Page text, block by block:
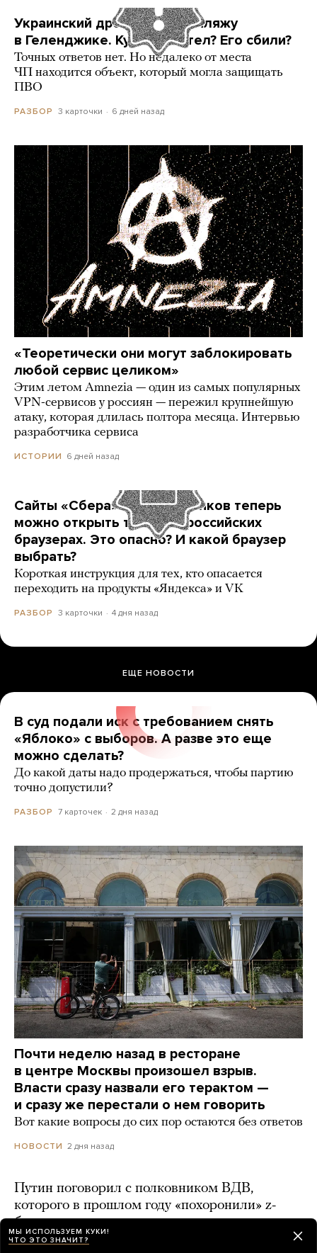
Украинский дрон попал по пляжу
в Геленджике. Куда он летел? Его сбили?
Точных ответов нет. Но недалеко от места
ЧП находится объект, который могла защищать
ПВО
РАЗБОР 3 карточки 6 дней назад
«Теоретически они могут заблокировать
любой сервис целиком»
Этим летом Amnezia — один из самых популярных
VPN-сервисов у россиян — пережил крупнейшую
атаку, которая длилась полтора месяца. Интервью
разработчика сервиса
ИСТОРИИ 6 дней назад
Сайты «Сбера» и других банков теперь
можно открыть только в российских
браузерах. Это опасно? И какой браузер
выбрать?
Короткая инструкция для тех, кто опасается
переходить на продукты «Яндекса» и VK
РАЗБОР 3 карточки 4 дня назад
ЕЩЕ НОВОСТИ
В суд подали иск с требованием снять
«Яблоко» с выборов. А разве это еще
можно сделать?
До какой даты надо продержаться, чтобы партию
точно допустили?
РАЗБОР 7 карточек 2 дня назад
Почти неделю назад в ресторане
в центре Москвы произошел взрыв.
Власти сразу назвали его терактом —
и сразу же перестали о нем говорить
Вот какие вопросы до сих пор остаются без ответов
НОВОСТИ 2 дня назад
Путин поговорил с полковником ВДВ,
которого в прошлом году «похоронили» z-
блогеры
2 дня назад
МЫ ИСПОЛЬЗУЕМ КУКИ!
ЧТО ЭТО ЗНАЧИТ?